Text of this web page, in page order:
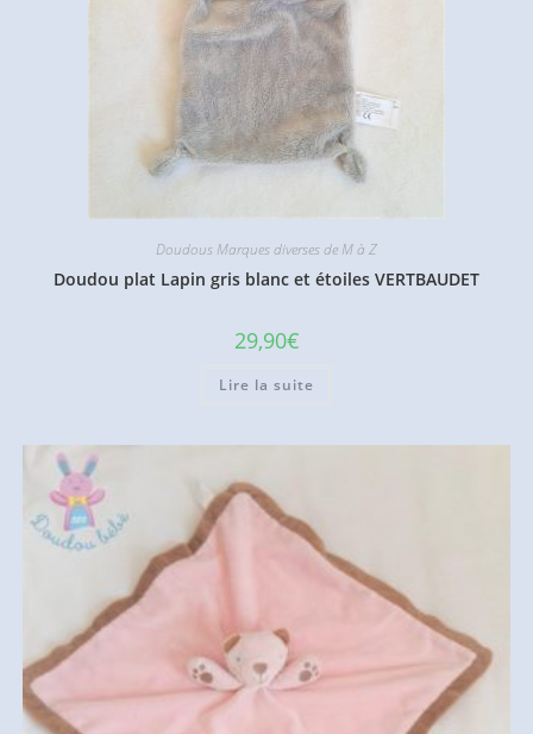
Doudous Marques diverses de M à Z
Doudou plat Lapin gris blanc et étoiles VERTBAUDET
29,90€
Lire la suite